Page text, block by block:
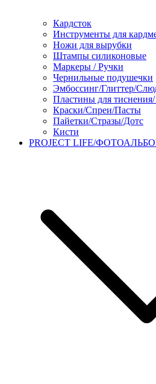
Кардсток
Инструменты для
Ножи для вырубки
Штампы силиконовые
Маркеры / Ручки
Чернильные подушечки
Эмбоссинг/Глиттер/
Пластины для
Краски/Спреи/Пасты
Пайетки/Стразы/Дотс
Кисти
PROJECT LIFE/